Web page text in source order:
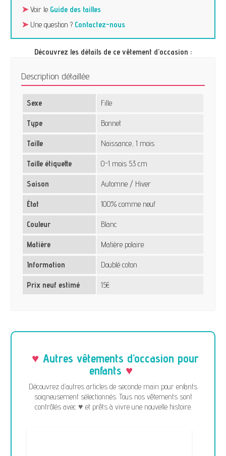
➤Voir le Guide des tailles
➤Une question ? Contactez-nous
Découvrez les détails de ce vêtement d’occasion :
Description détaillée
Sexe Fille
Type Bonnet
Taille Naissance, 1 mois
Taille étiquette 0-1 mois 53 cm
Saison Automne / Hiver
État 100% comme neuf
Couleur Blanc
Matière Matière polaire
Information Doublé coton
Prix neuf estimé 15€
Autres vêtements d’occasion pour
enfants
Découvrez d’autres articles de seconde main pour enfants
soigneusement sélectionnés. Tous nos vêtements sont
contrôlés avec ♥ et prêts à vivre une nouvelle histoire.